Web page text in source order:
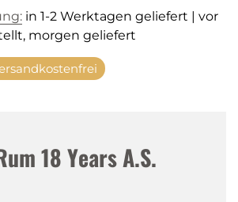
in 1-2 Werktagen geliefert | vor
morgen geliefert
18 Years A.S.